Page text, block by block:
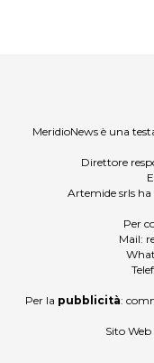
MeridioNews è una
Direttore
Artemide srls
Per
Mail:
Per la pubblicità:
Sito